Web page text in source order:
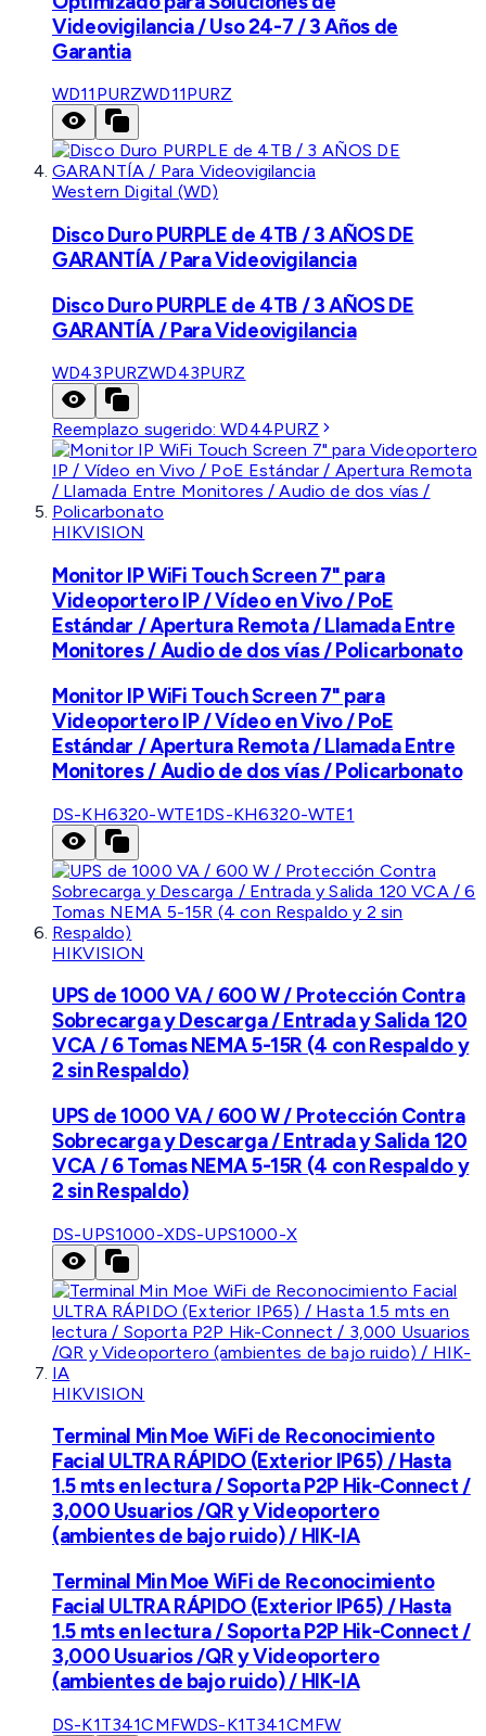
Videovigilancia / Uso 24-7 / 3 Años de
Garantia
WD11PURZWD11PURZ
Western Digital (WD)
Disco Duro PURPLE de 4TB / 3 AÑOS DE
GARANTÍA / Para Videovigilancia
Disco Duro PURPLE de 4TB / 3 AÑOS DE
GARANTÍA / Para Videovigilancia
WD43PURZWD43PURZ
Reemplazo sugerido:WD44PURZ
HIKVISION
Monitor IP WiFi Touch Screen 7" para
Videoportero IP / Vídeo en Vivo / PoE
Estándar / Apertura Remota / Llamada Entre
Monitores / Audio de dos vías / Policarbonato
Monitor IP WiFi Touch Screen 7" para
Videoportero IP / Vídeo en Vivo / PoE
Estándar / Apertura Remota / Llamada Entre
Monitores / Audio de dos vías / Policarbonato
DS-KH6320-WTE1DS-KH6320-WTE1
HIKVISION
UPS de 1000 VA / 600 W / Protección Contra
Sobrecarga y Descarga / Entrada y Salida 120
VCA / 6 Tomas NEMA 5-15R (4 con Respaldo y
2 sin Respaldo)
UPS de 1000 VA / 600 W / Protección Contra
Sobrecarga y Descarga / Entrada y Salida 120
VCA / 6 Tomas NEMA 5-15R (4 con Respaldo y
2 sin Respaldo)
DS-UPS1000-XDS-UPS1000-X
HIKVISION
Terminal Min Moe WiFi de Reconocimiento
Facial ULTRA RÁPIDO (Exterior IP65) / Hasta
1.5 mts en lectura / Soporta P2P Hik-Connect /
3,000 Usuarios /QR y Videoportero
(ambientes de bajo ruido) / HIK-IA
Terminal Min Moe WiFi de Reconocimiento
Facial ULTRA RÁPIDO (Exterior IP65) / Hasta
1.5 mts en lectura / Soporta P2P Hik-Connect /
3,000 Usuarios /QR y Videoportero
(ambientes de bajo ruido) / HIK-IA
DS-K1T341CMFWDS-K1T341CMFW